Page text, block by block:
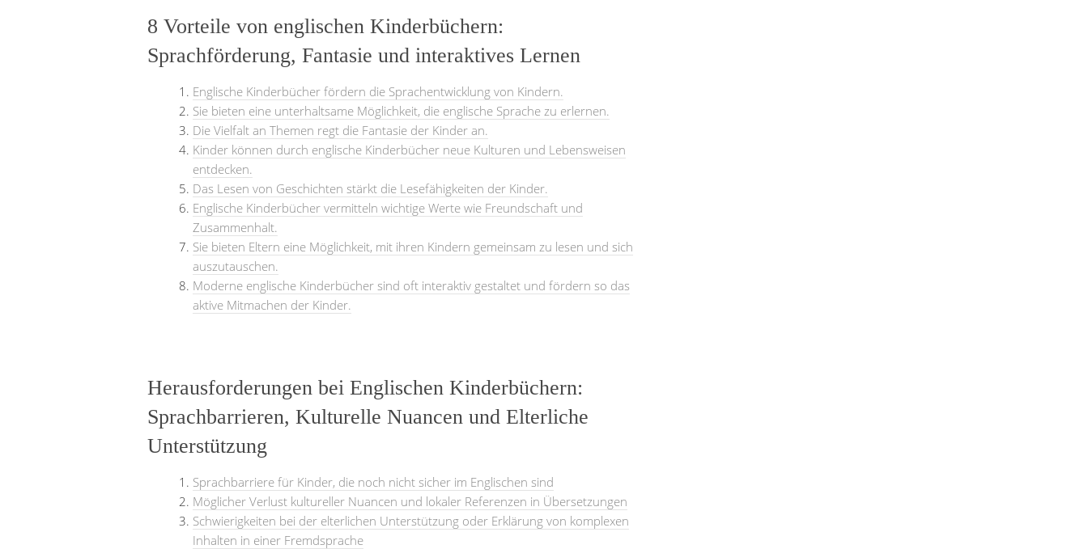
8 Vorteile von englischen Kinderbüchern:
Sprachförderung, Fantasie und interaktives Lernen
Englische Kinderbücher fördern die Sprachentwicklung von Kindern.
Sie bieten eine unterhaltsame Möglichkeit, die englische Sprache zu erlernen.
Die Vielfalt an Themen regt die Fantasie der Kinder an.
Kinder können durch englische Kinderbücher neue Kulturen und Lebensweisen
entdecken.
Das Lesen von Geschichten stärkt die Lesefähigkeiten der Kinder.
Englische Kinderbücher vermitteln wichtige Werte wie Freundschaft und
Zusammenhalt.
Sie bieten Eltern eine Möglichkeit, mit ihren Kindern gemeinsam zu lesen und sich
auszutauschen.
Moderne englische Kinderbücher sind oft interaktiv gestaltet und fördern so das
aktive Mitmachen der Kinder.
Herausforderungen bei Englischen Kinderbüchern:
Sprachbarrieren, Kulturelle Nuancen und Elterliche
Unterstützung
Sprachbarriere für Kinder, die noch nicht sicher im Englischen sind
Möglicher Verlust kultureller Nuancen und lokaler Referenzen in Übersetzungen
Schwierigkeiten bei der elterlichen Unterstützung oder Erklärung von komplexen
Inhalten in einer Fremdsprache